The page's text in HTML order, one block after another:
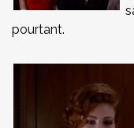
pourtant.